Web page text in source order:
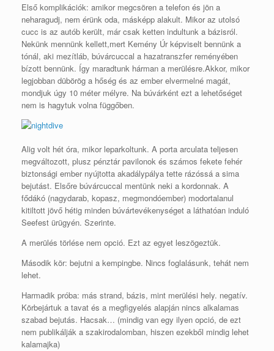
Első komplikációk: amikor megcsören a telefon és jön a
neharagudj, nem érünk oda, másképp alakult. Mikor az utolsó
cucc is az autób került, már csak ketten indultunk a bázisról.
Nekünk mennünk kellett,mert Kemény Úr képviselt bennünk a
tónál, aki mezítláb, búvárcuccal a hazatranszfer reményében
bízott bennünk. Így maradtunk hárman a merülésre.Akkor, mikor
legjobban dübörög a hőség és az ember elvermelné magát,
mondjuk úgy 10 méter mélyre. Na búvárként ezt a lehetőséget
nem is hagytuk volna függőben.
Alig volt hét óra, mikor leparkoltunk. A porta arculata teljesen
megváltozott, plusz pénztár pavilonok és számos fekete fehér
biztonsági ember nyújtotta akadálypálya tette rázóssá a sima
bejutást. Elsőre búvárcuccal mentünk neki a kordonnak. A
fődákó (nagydarab, kopasz, megmondóember) modortalanul
kitiltott jövő hétig minden búvártevékenységet a láthatóan induló
Seefest ürügyén. Szerinte.
A merülés törlése nem opció. Ezt az egyet leszögeztük.
Második kör: bejutni a kempingbe. Nincs foglalásunk, tehát nem
lehet.
Harmadik próba: más strand, bázis, mint merülési hely. negatív.
Körbejártuk a tavat és a megfigyelés alapján nincs alkalamas
szabad bejutás. Hacsak… (mindig van egy ilyen opció, de ezt
nem publikálják a szakirodalomban, hiszen ezekből mindig lehet
kalamajka)